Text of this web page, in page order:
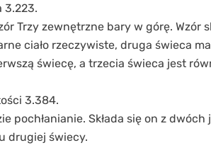
3.223.
Trzy zewnętrzne bary w górę. Wzór
ciało rzeczywiste, druga świeca ma
świecę, a trzecia świeca jest
3.384.
pochłanianie. Składa się on z
drugiej świecy.